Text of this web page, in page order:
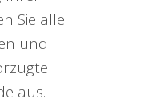
Sie alle
und
aus.